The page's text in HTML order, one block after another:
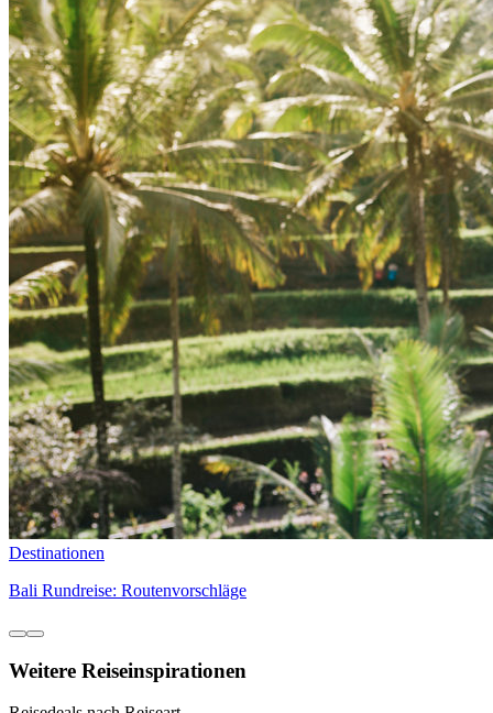
Destinationen
Bali Rundreise: Routenvorschläge
Weitere Reiseinspirationen